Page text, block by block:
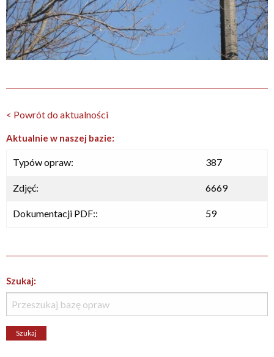
< Powrót do aktualności
Aktualnie w naszej bazie:
Typów opraw: 387
Zdjęć: 6669
Dokumentacji PDF:: 59
Szukaj: